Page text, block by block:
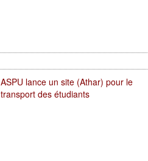
ASPU lance un site (Athar) pour le
transport des étudiants